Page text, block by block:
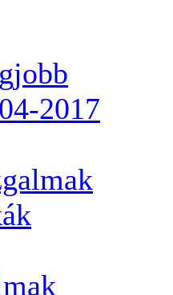
2017